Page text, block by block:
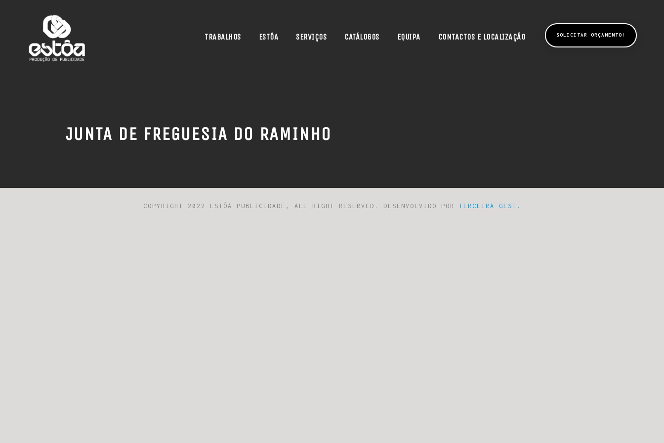
TRABALHOS ESTÔA SERVIÇOS CATÁLOGOS EQUIPA CONTACTOS E LOCALIZAÇÃO SOLICITAR ORÇAMENTO!
JUNTA DE FREGUESIA DO RAMINHO
COPYRIGHT 2022 ESTÔA PUBLICIDADE, ALL RIGHT RESERVED. DESENVOLVIDO POR TERCEIRA GEST.